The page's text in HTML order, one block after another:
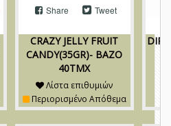
CRAZY JELLY FRUIT
CANDY(35GR)- ΒΑΖΟ
40ΤΜΧ
Share Tweet
Λίστα επιθυμιών
Περιορισμένο Απόθεμα